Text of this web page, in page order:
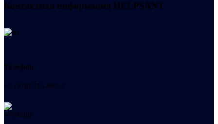
Контактная информация HELPSANT
Телефон
+7 (978) 515-999-7